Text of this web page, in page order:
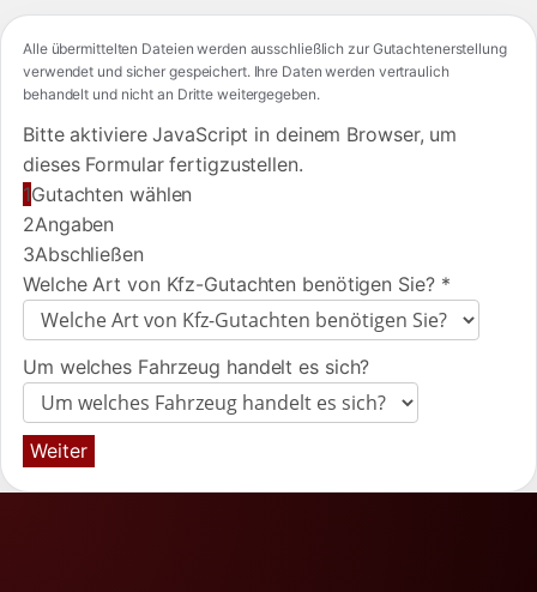
Alle übermittelten Dateien werden ausschließlich zur Gutachtenerstellung
verwendet und sicher gespeichert. Ihre Daten werden vertraulich
behandelt und nicht an Dritte weitergegeben.
Bitte aktiviere JavaScript in deinem Browser, um
dieses Formular fertigzustellen.
1Gutachten wählen
2Angaben
3Abschließen
Welche Art von Kfz-Gutachten benötigen Sie? *
Um welches Fahrzeug handelt es sich?
Weiter